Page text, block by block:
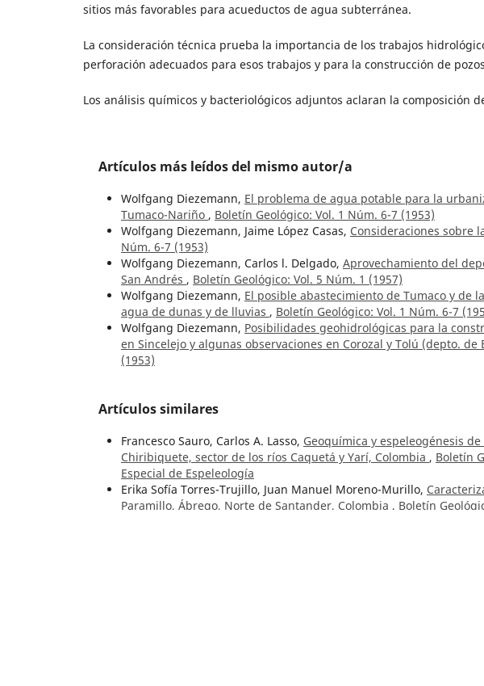
sitios más favorables para acueductos de agua subterránea.
La consideración técnica prueba la importancia de los trabajos
perforación adecuados para esos trabajos y para la construcción de
Los análisis químicos y bacteriológicos adjuntos aclaran la composición
Artículos más leídos del mismo autor/a
Wolfgang Diezemann, El problema de agua potable para la
Tumaco-Nariño , Boletín Geológico: Vol. 1 Núm. 6-7 (1953)
Wolfgang Diezemann, Jaime López Casas, Consideraciones sobre
Núm. 6-7 (1953)
Wolfgang Diezemann, Carlos l. Delgado, Aprovechamiento del
San Andrés , Boletín Geológico: Vol. 5 Núm. 1 (1957)
Wolfgang Diezemann, El posible abastecimiento de Tumaco y de
agua de dunas y de lluvias , Boletín Geológico: Vol. 1 Núm. 6-7
Wolfgang Diezemann, Posibilidades geohidrológicas para la
en Sincelejo y algunas observaciones en Corozal y Tolú (depto. de
(1953)
Artículos similares
Francesco Sauro, Carlos A. Lasso, Geoquímica y espeleogénesis
Chiribiquete, sector de los ríos Caquetá y Yarí, Colombia , Boletín
Especial de Espeleología
Erika Sofía Torres-Trujillo, Juan Manuel Moreno-Murillo,
Paramillo, Ábrego, Norte de Santander, Colombia , Boletín